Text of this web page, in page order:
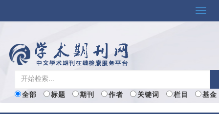
Toggle
全部 标题 期刊 作者 关键词 栏目 基金